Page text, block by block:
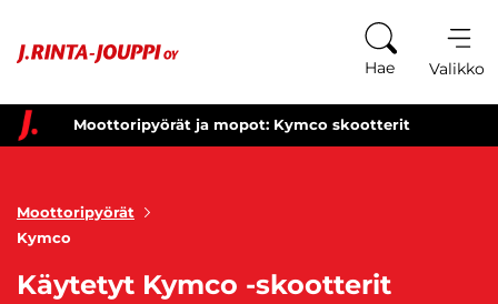
Hae Valikko
Moottoripyörät ja mopot: Kymco skootterit
Moottoripyörät
Kymco
Käytetyt Kymco -skootterit